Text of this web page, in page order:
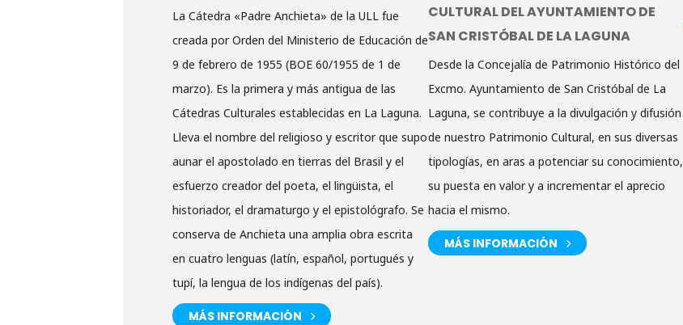
La Cátedra «Padre Anchieta» de la ULL fue
creada por Orden del Ministerio de Educación de
9 de febrero de 1955 (BOE 60/1955 de 1 de
marzo). Es la primera y más antigua de las
Cátedras Culturales establecidas en La Laguna.
Lleva el nombre del religioso y escritor que supo
aunar el apostolado en tierras del Brasil y el
esfuerzo creador del poeta, el lingüista, el
historiador, el dramaturgo y el epistológrafo. Se
conserva de Anchieta una amplia obra escrita
en cuatro lenguas (latín, español, portugués y
tupí, la lengua de los indígenas del país).
MÁS INFORMACIÓN
CULTURAL DEL AYUNTAMIENTO DE
SAN CRISTÓBAL DE LA LAGUNA
Desde la Concejalía de Patrimonio Histórico del
Excmo. Ayuntamiento de San Cristóbal de La
Laguna, se contribuye a la divulgación y difusión
de nuestro Patrimonio Cultural, en sus diversas
tipologías, en aras a potenciar su conocimiento,
su puesta en valor y a incrementar el aprecio
hacia el mismo.
MÁS INFORMACIÓN